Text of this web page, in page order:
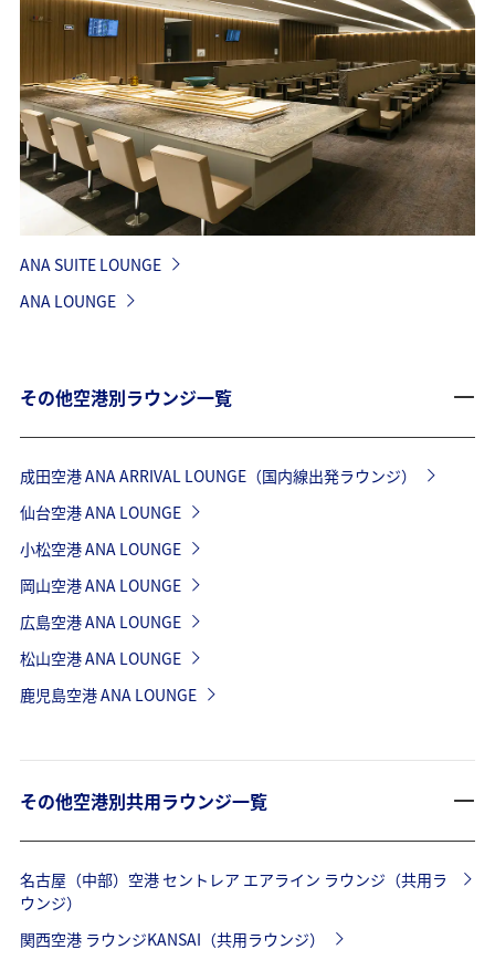
ANA SUITE LOUNGE
ANA LOUNGE
その他空港別ラウンジ一覧
成田空港 ANA ARRIVAL LOUNGE（国内線出発ラウンジ）
仙台空港 ANA LOUNGE
小松空港 ANA LOUNGE
岡山空港 ANA LOUNGE
広島空港 ANA LOUNGE
松山空港 ANA LOUNGE
鹿児島空港 ANA LOUNGE
その他空港別共用ラウンジ一覧
名古屋（中部）空港 セントレア エアライン ラウンジ（共用ラ
ウンジ）
関西空港 ラウンジKANSAI（共用ラウンジ）